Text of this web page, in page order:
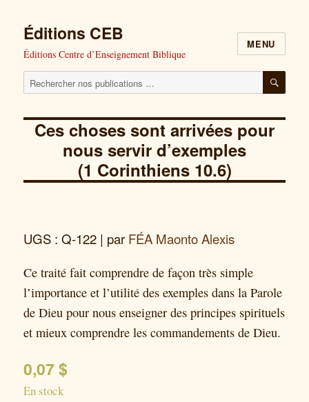
Éditions CEB
Éditions Centre d’Enseignement Biblique
MENU
Cherchez
publications
pour
Ces choses sont arrivées pour
nous servir d’exemples
(1 Corinthiens 10.6)
UGS : Q-122 | par FÉA Maonto Alexis
Ce traité fait comprendre de façon très simple
l’importance et l’utilité des exemples dans la Parole
de Dieu pour nous enseigner des principes spirituels
et mieux comprendre les commandements de Dieu.
0,07$
En stock